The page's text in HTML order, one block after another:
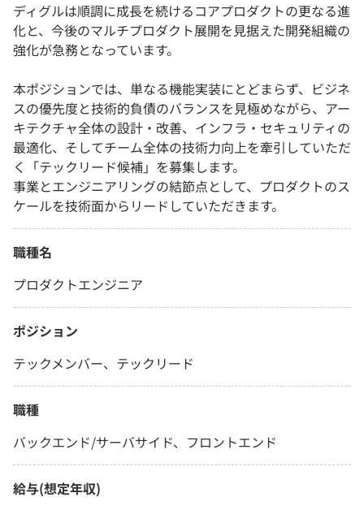
ディグルは順調に成長を続けるコアプロダクトの更なる進
化と、今後のマルチプロダクト展開を見据えた開発組織の
強化が急務となっています。
本ポジションでは、単なる機能実装にとどまらず、ビジネ
スの優先度と技術的負債のバランスを見極めながら、アー
キテクチャ全体の設計・改善、インフラ・セキュリティの
最適化、そしてチーム全体の技術力向上を牽引していただ
く「テックリード候補」を募集します。
事業とエンジニアリングの結節点として、プロダクトのス
ケールを技術面からリードしていただきます。
職種名
プロダクトエンジニア
ポジション
テックメンバー、テックリード
職種
バックエンド/サーバサイド、フロントエンド
給与(想定年収)